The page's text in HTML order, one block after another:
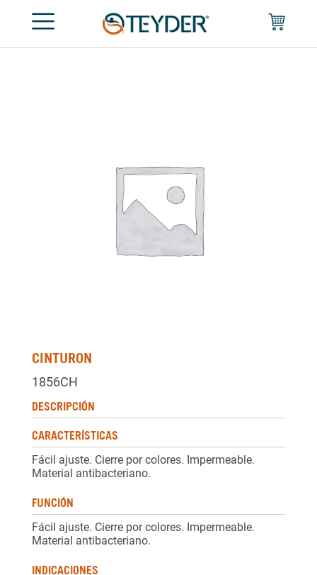
CINTURON
1856CH
DESCRIPCIÓN
CARACTERÍSTICAS
Fácil ajuste. Cierre por colores. Impermeable.
Material antibacteriano.
FUNCIÓN
Fácil ajuste. Cierre por colores. Impermeable.
Material antibacteriano.
INDICACIONES